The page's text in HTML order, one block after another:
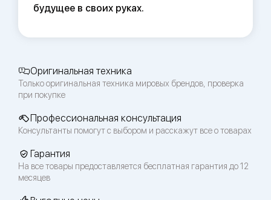
будущее в своих руках.
Оригинальная техника
Только оригинальная техника мировых брендов, проверка
при покупке
Профессиональная консультация
Консультанты помогут с выбором и расскажут все о товарах
Гарантия
На все товары предоставляется бесплатная гарантия до 12
месяцев